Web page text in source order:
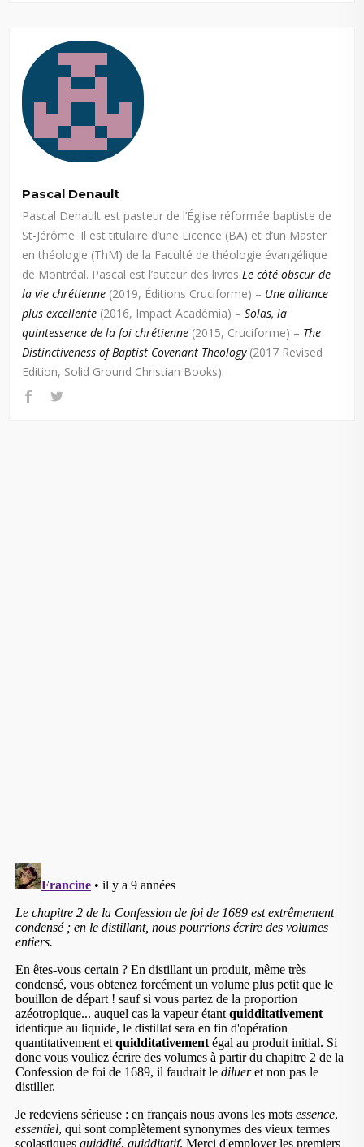
Pascal Denault
Pascal Denault est pasteur de l’Église réformée baptiste de
St-Jérôme. Il est titulaire d’une Licence (BA) et d’un Master
en théologie (ThM) de la Faculté de théologie évangélique
de Montréal. Pascal est l’auteur des livresLe côté obscur de
la vie chrétienne (2019, Éditions Cruciforme) – Une alliance
plus excellente (2016, Impact Académia) –Solas, la
quintessence de la foi chrétienne (2015, Cruciforme) – The
Distinctiveness of Baptist Covenant Theology(2017 Revised
Edition, Solid Ground Christian Books).